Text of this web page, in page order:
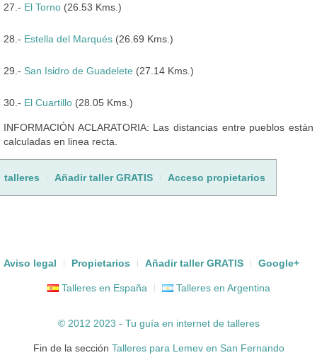
27.- El Torno (26.53 Kms.)
28.- Estella del Marqués (26.69 Kms.)
29.- San Isidro de Guadelete (27.14 Kms.)
30.- El Cuartillo (28.05 Kms.)
INFORMACIÓN ACLARATORIA: Las distancias entre pueblos están
calculadas en linea recta.
talleres Añadir taller GRATIS Acceso propietarios
Aviso legal Propietarios Añadir taller GRATIS Google+
Talleres en España Talleres en Argentina
© 2012 2023 - Tu guía en internet de talleres
Fin de la sección Talleres para Lemev en San Fernando